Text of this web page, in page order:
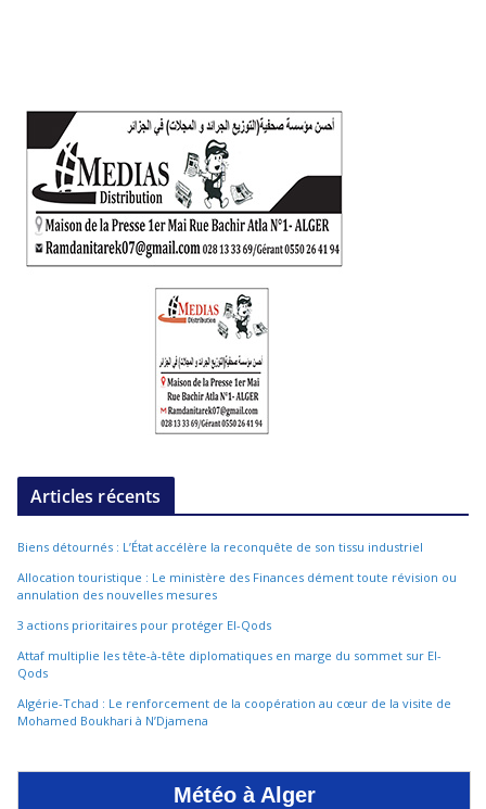
Articles récents
Biens détournés : L’État accélère la reconquête de son tissu industriel
Allocation touristique : Le ministère des Finances dément toute révision ou
annulation des nouvelles mesures
3 actions prioritaires pour protéger El-Qods
Attaf multiplie les tête-à-tête diplomatiques en marge du sommet sur El-
Qods
Algérie-Tchad : Le renforcement de la coopération au cœur de la visite de
Mohamed Boukhari à N’Djamena
Météo à Alger